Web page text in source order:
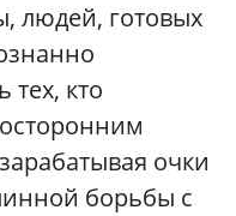
людей, готовых
тех, кто
очки
борьбы с